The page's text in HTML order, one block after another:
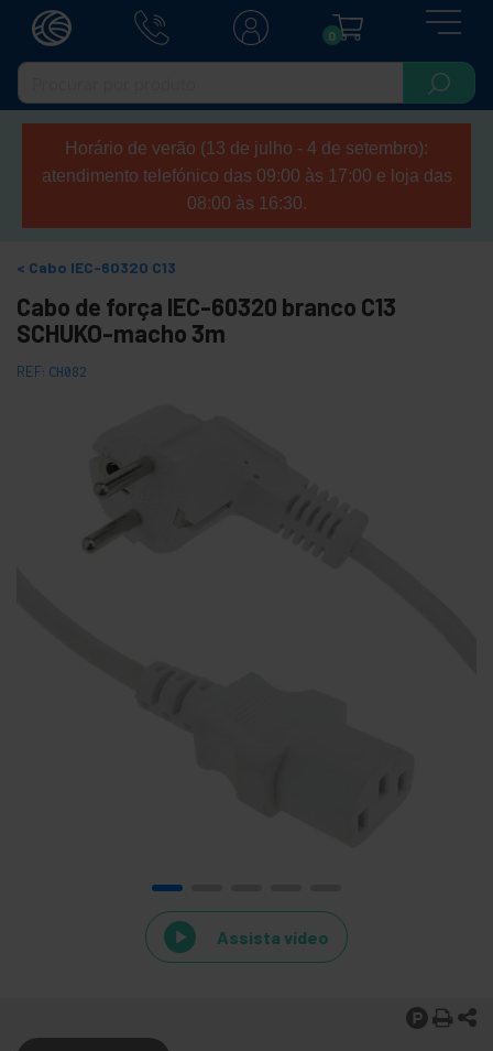
0
Horário de verão (13 de julho - 4 de setembro):
atendimento telefónico das 09:00 às 17:00 e loja das
08:00 às 16:30.
Cabo IEC-60320 C13
Cabo de força IEC-60320 branco C13
SCHUKO-macho 3m
REF: CH082
Assista vídeo